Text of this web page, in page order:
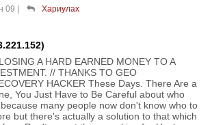
09 Хариулах
A HARD EARNED MONEY TO A
// THANKS TO GEO
HACKER These Days. There Are a
You Just Have to Be Careful about who
many people now don't know who to
but there's actually a solution to that which